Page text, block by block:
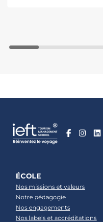
ÉCOLE
Nos missions et valeurs
Notre pédagogie
Nos engagements
Nos labels et accréditations